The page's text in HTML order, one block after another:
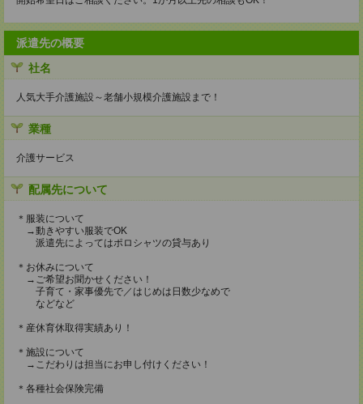
派遣先の概要
社名
人気大手介護施設～老舗小規模介護施設まで！
業種
介護サービス
配属先について
＊服装について
→動きやすい服装でOK
派遣先によってはポロシャツの貸与あり
＊お休みについて
→ご希望お聞かせください！
子育て・家事優先で／はじめは日数少なめで
などなど
＊産休育休取得実績あり！
＊施設について
→こだわりは担当にお申し付けください！
＊各種社会保険完備